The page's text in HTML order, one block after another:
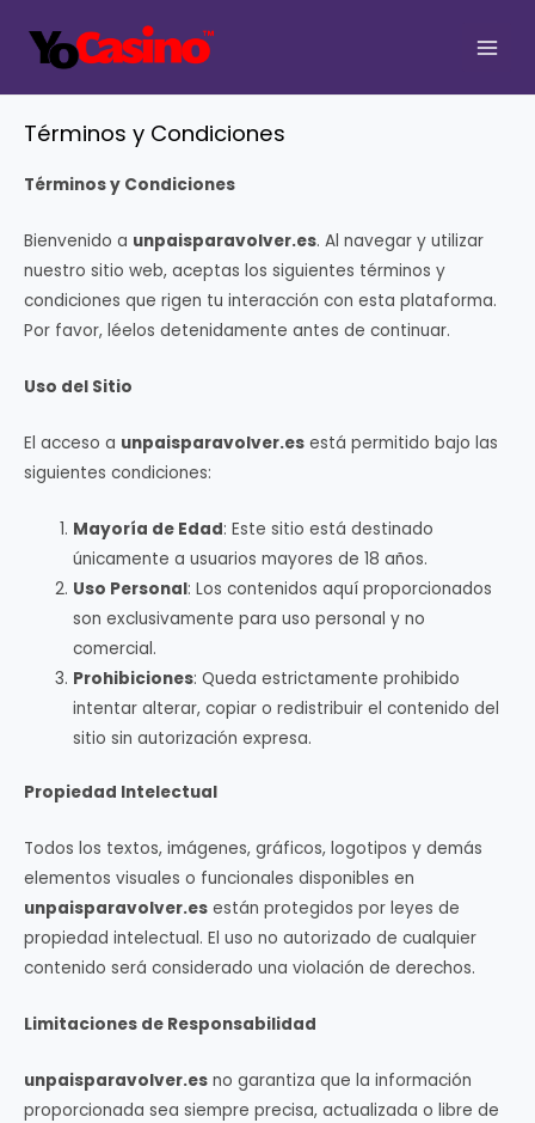
contenido
Términos y Condiciones
Términos y Condiciones
Bienvenido a unpaisparavolver.es. Al navegar y utilizar
nuestro sitio web, aceptas los siguientes términos y
condiciones que rigen tu interacción con esta plataforma.
Por favor, léelos detenidamente antes de continuar.
Uso del Sitio
El acceso a unpaisparavolver.es está permitido bajo las
siguientes condiciones:
Mayoría de Edad: Este sitio está destinado
únicamente a usuarios mayores de 18 años.
Uso Personal: Los contenidos aquí proporcionados
son exclusivamente para uso personal y no
comercial.
Prohibiciones: Queda estrictamente prohibido
intentar alterar, copiar o redistribuir el contenido del
sitio sin autorización expresa.
Propiedad Intelectual
Todos los textos, imágenes, gráficos, logotipos y demás
elementos visuales o funcionales disponibles en
unpaisparavolver.es están protegidos por leyes de
propiedad intelectual. El uso no autorizado de cualquier
contenido será considerado una violación de derechos.
Limitaciones de Responsabilidad
unpaisparavolver.es no garantiza que la información
proporcionada sea siempre precisa, actualizada o libre de